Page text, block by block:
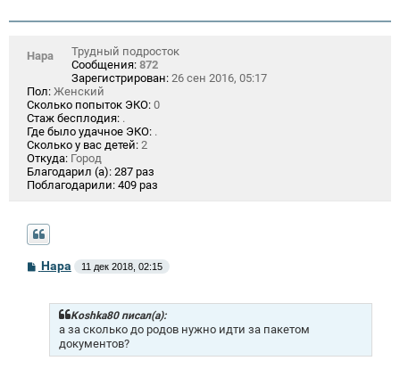
Нара
Трудный подросток
Сообщения: 872
Зарегистрирован: 26 сен 2016, 05:17
Пол: Женский
Сколько попыток ЭКО: 0
Стаж бесплодия: .
Где было удачное ЭКО: .
Сколько у вас детей: 2
Откуда: Город
Благодарил (а): 287 раз
Поблагодарили: 409 раз
СНара 11 дек 2018, 02:15
Koshka80 писал(а):
а за сколько до родов нужно идти за пакетом
документов?